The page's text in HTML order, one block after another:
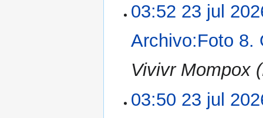
03:52 23 jul
Archivo:Foto 8.
Vivivr Mompox
03:50 23 jul